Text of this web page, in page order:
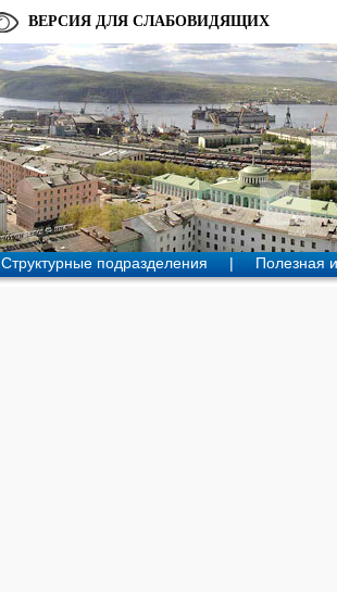
ВЕРСИЯ ДЛЯ СЛАБОВИДЯЩИХ
Структурные подразделения | Полезная